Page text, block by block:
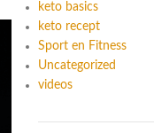
keto basics
keto recept
Sport en Fitness
Uncategorized
videos